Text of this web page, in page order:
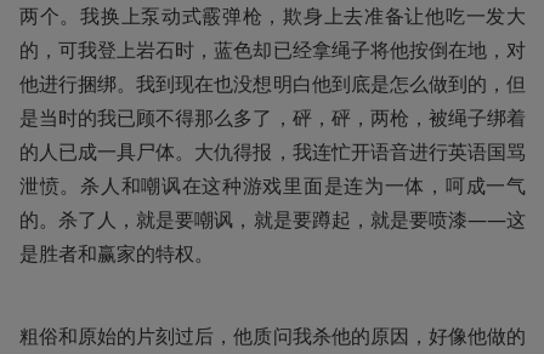
两个。我换上泵动式霰弹枪，欺身上去准备让他吃一发大
的，可我登上岩石时，蓝色却已经拿绳子将他按倒在地，对
他进行捆绑。我到现在也没想明白他到底是怎么做到的，但
是当时的我已顾不得那么多了，砰，砰，两枪，被绳子绑着
的人已成一具尸体。大仇得报，我连忙开语音进行英语国骂
泄愤。杀人和嘲讽在这种游戏里面是连为一体，呵成一气
的。杀了人，就是要嘲讽，就是要蹲起，就是要喷漆——这
是胜者和赢家的特权。
粗俗和原始的片刻过后，他质问我杀他的原因，好像他做的